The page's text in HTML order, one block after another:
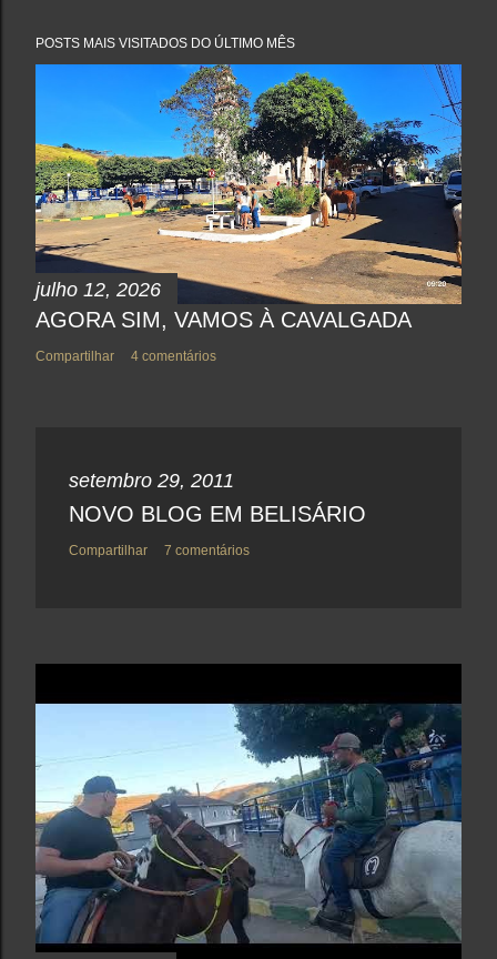
a
u
e
n
t
á
r
i
o
POSTS MAIS VISITADOS DO ÚLTIMO MÊS
julho 12, 2026
AGORA SIM, VAMOS À CAVALGADA
Compartilhar 4 comentários
setembro 29, 2011
NOVO BLOG EM BELISÁRIO
Compartilhar 7 comentários